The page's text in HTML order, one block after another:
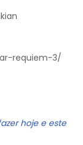
requiem-3/
hoje e este